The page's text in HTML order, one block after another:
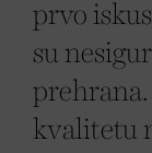
prvo
su
kvalitetu